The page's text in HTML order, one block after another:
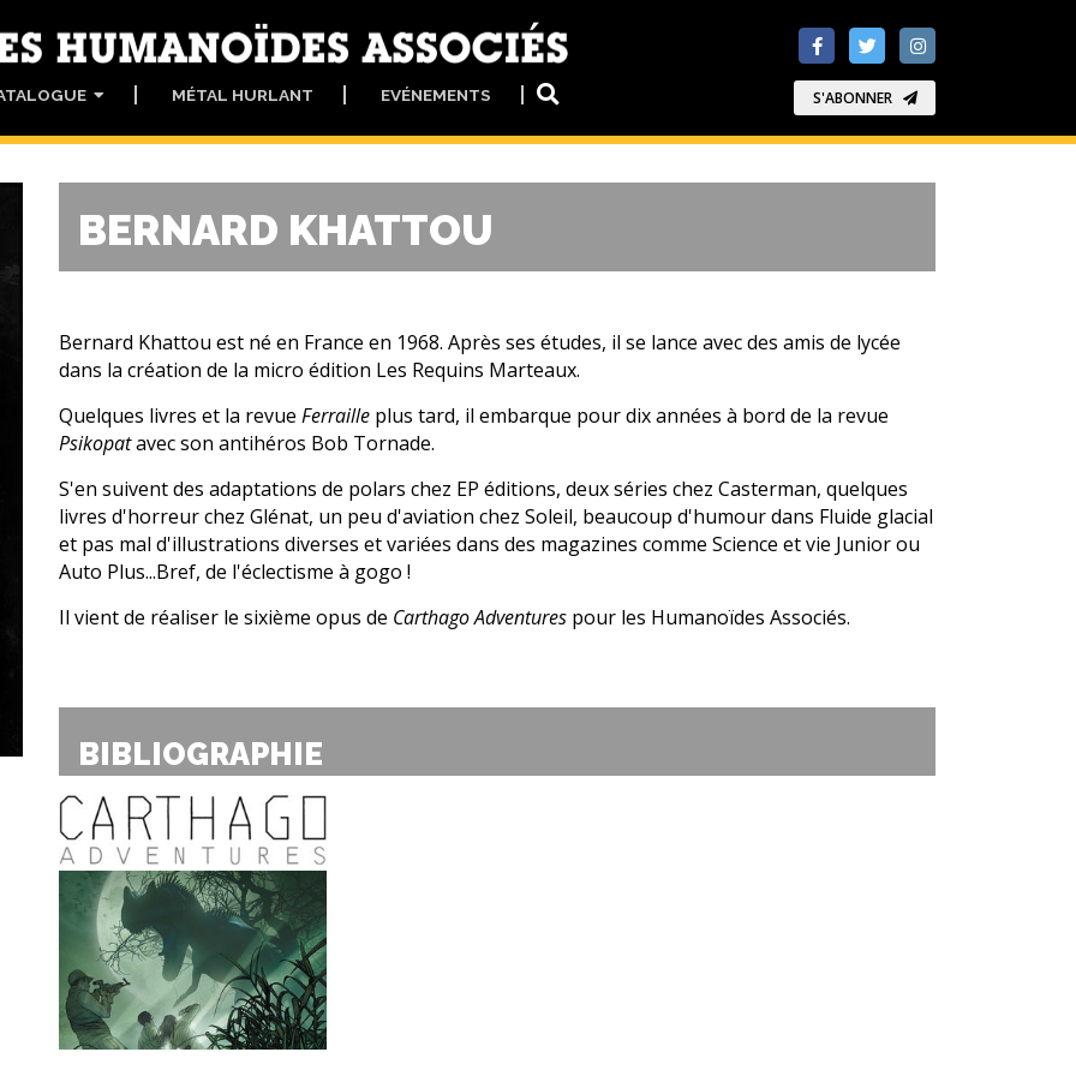
S'ABONNER
MÉTAL HURLANT EVÉNEMENTS
BERNARD KHATTOU
Bernard Khattou est né en France en 1968. Après ses études, il se lance avec des amis de lycée
dans la création de la micro édition Les Requins Marteaux.
Quelques livres et la revue Ferraille plus tard, il embarque pour dix années à bord de la revue
Psikopatavec son antihéros Bob Tornade.
S'en suivent des adaptations de polars chez EP éditions, deux séries chez Casterman, quelques
livres d'horreur chez Glénat, un peu d'aviation chez Soleil, beaucoup d'humour dans Fluide glacial
et pas mal d'illustrations diverses et variées dans des magazines comme Science et vie Junior ou
Auto Plus...Bref, de l'éclectisme à gogo !
Il vient de réaliser le sixième opus de Carthago Adventures pour les Humanoïdes Associés.
BIBLIOGRAPHIE